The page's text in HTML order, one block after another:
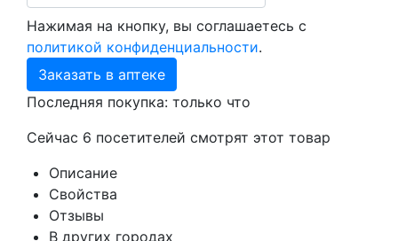
Нажимая на кнопку, вы соглашаетесь с
политикой конфиденциальности.
Заказать в аптеке
Последняя покупка: только что
Сейчас 6 посетителей смотрят этот товар
Описание
Свойства
Отзывы
В других городах